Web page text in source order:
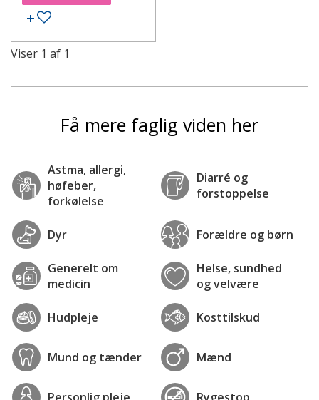
Tilføj til ønskeseddel
Viser 1 af 1
Få mere faglig viden her
Astma, allergi,
høfeber,
forkølelse
Diarré og
forstoppelse
Dyr Forældre og børn
Generelt om
medicin
Helse, sundhed
og velvære
Hudpleje Kosttilskud
Mund og tænder Mænd